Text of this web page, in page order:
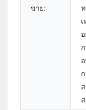
ขาย: